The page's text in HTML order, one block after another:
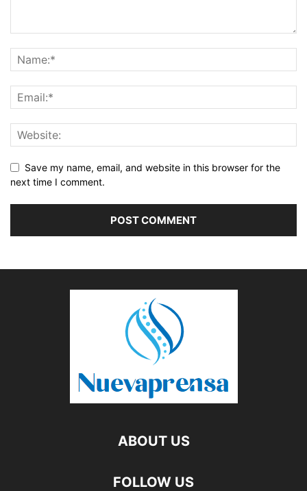
Save my name, email, and website in this browser for the
next time I comment.
ABOUT US
FOLLOW US